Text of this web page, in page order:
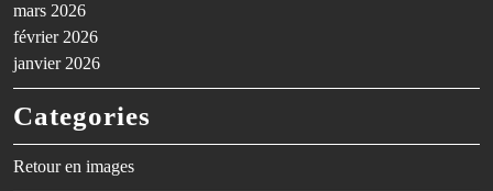
mars 2026
février 2026
janvier 2026
Categories
Retour en images